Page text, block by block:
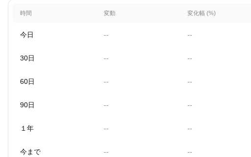
時間 変動 変化幅 (%)
今日 -- --
30日 -- --
60日 -- --
90日 -- --
１年 -- --
今まで -- --